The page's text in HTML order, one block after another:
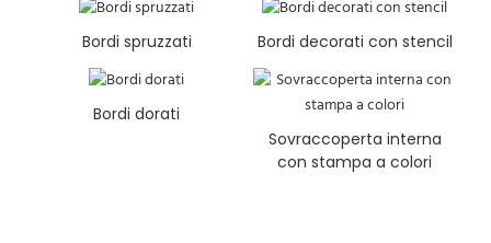
Bordi spruzzati Bordi decorati con stencil
Bordi dorati
Sovraccoperta interna
con stampa a colori